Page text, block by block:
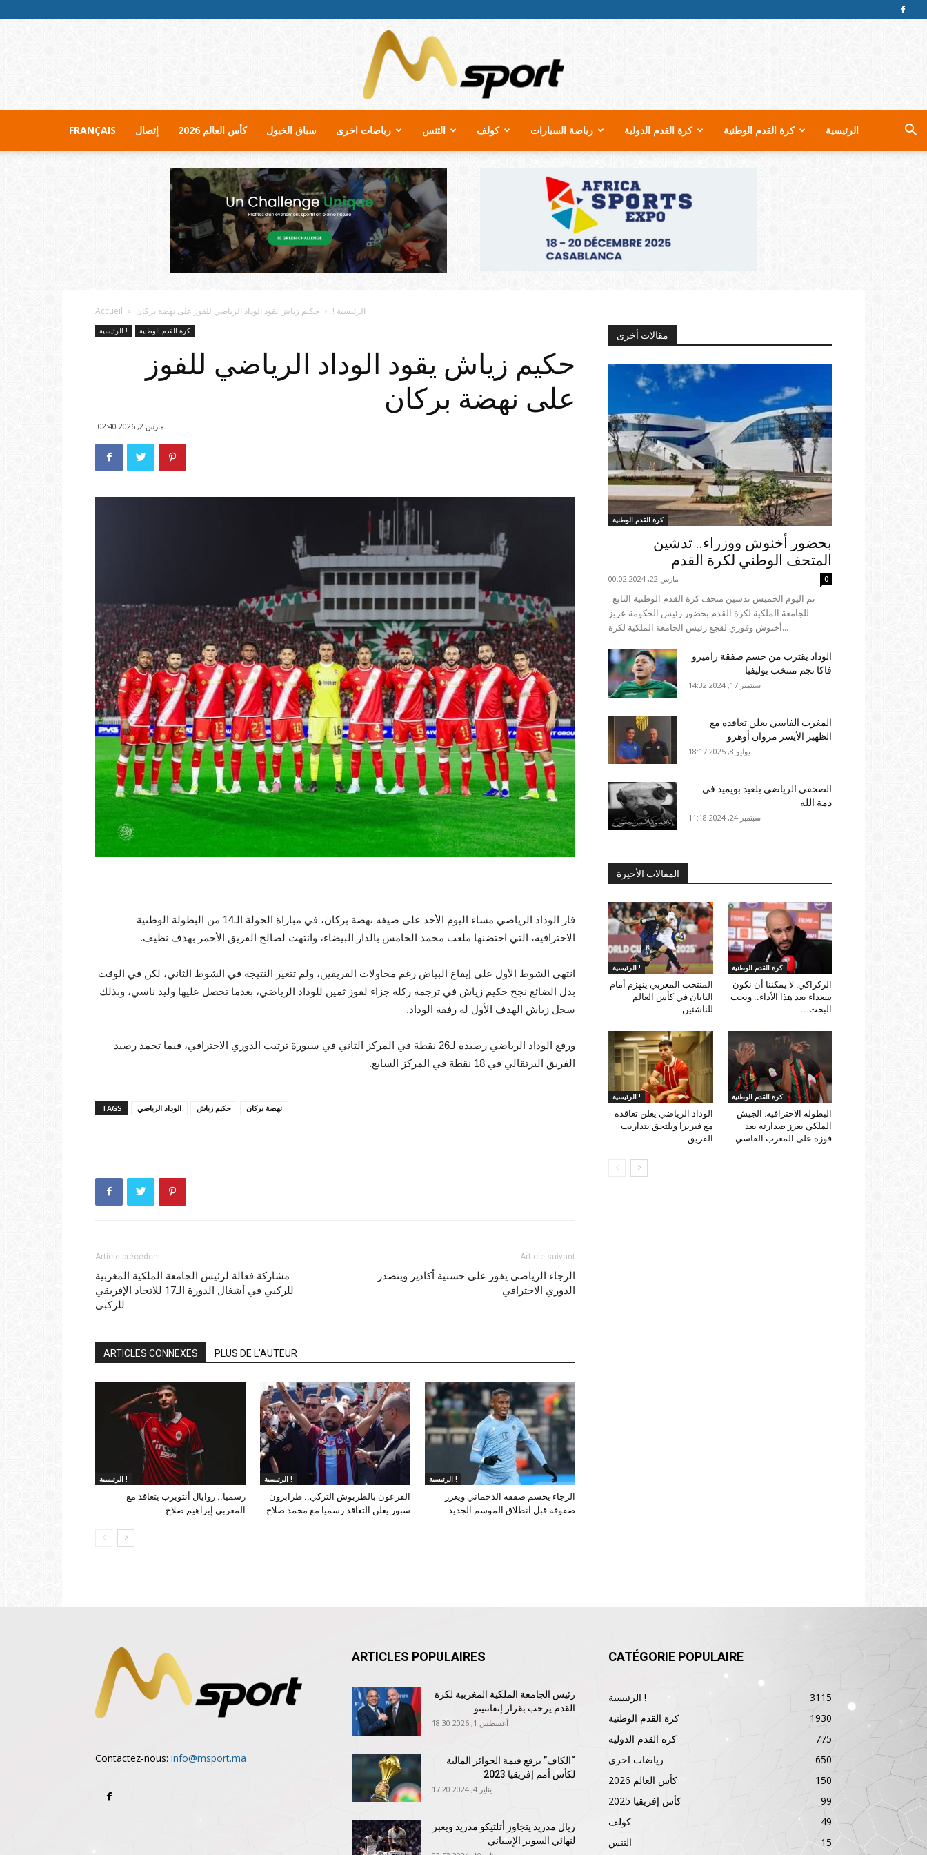
MSport.ma
FRANÇAIS إتصال كأس العالم 2026 سباق الخيول رياضات اخرى التنس كولف رياضة السيارات كرة القدم الدولية كرة القدم الوطنية الرئيسية
Accueil الرئيسية ! حكيم زياش يقود الوداد الرياضي للفوز على نهضة بركان
الرئيسية ! كرة القدم الوطنية
حكيم زياش يقود الوداد الرياضي للفوز
على نهضة بركان
مارس 2, 2026 02:40
فاز الوداد الرياضي مساء اليوم الأحد على ضيفه نهضة بركان، في مباراة الجولة الـ14 من البطولة الوطنية
الاحترافية، التي احتضنها ملعب محمد الخامس بالدار البيضاء، وانتهت لصالح الفريق الأحمر بهدف نظيف.
انتهى الشوط الأول على إيقاع البياض رغم محاولات الفريقين، ولم تتغير النتيجة في الشوط الثاني، لكن في الوقت
بدل الضائع نجح حكيم زياش في ترجمة ركلة جزاء لفوز ثمين للوداد الرياضي، بعدما تحصل عليها وليد ناسي، وبذلك
سجل زياش الهدف الأول له رفقة الوداد.
ورفع الوداد الرياضي رصيده لـ26 نقطة في المركز الثاني في سبورة ترتيب الدوري الاحترافي، فيما تجمد رصيد
الفريق البرتقالي في 18 نقطة في المركز السابع.
TAGS الوداد الرياضي حكيم زياش نهضة بركان
Article précédent
مشاركة فعالة لرئيس الجامعة الملكية المغربية
للركبي في أشغال الدورة الـ17 للاتحاد الإفريقي
للركبي
Article suivant
الرجاء الرياضي يفوز على حسنية أكادير ويتصدر
الدوري الاحترافي
ARTICLES CONNEXES PLUS DE L'AUTEUR
الرئيسية !
رسميا.. روايال أنتويرب يتعاقد مع
المغربي إبراهيم صلاح
الرئيسية !
الفرعون بالطربوش التركي.. طرابزون
سبور يعلن التعاقد رسميا مع محمد صلاح
الرئيسية !
الرجاء يحسم صفقة الدحماني ويعزز
صفوفه قبل انطلاق الموسم الجديد
مقالات أخرى
كرة القدم الوطنية
بحضور أخنوش ووزراء.. تدشين
المتحف الوطني لكرة القدم
مارس 22, 2024 00:02 0
للجامعة الملكية لكرة القدم بحضور رئيس الحكومة عزيز
أخنوش وفوزي لقجع رئيس الجامعة الملكية لكرة...
الوداد يقترب من حسم صفقة راميرو
فاكا نجم منتخب بوليفيا
سبتمبر 17, 2024 14:32
المغرب الفاسي يعلن تعاقده مع
الظهير الأيسر مروان أوهرو
يوليو 8, 2025 18:17
الصحفي الرياضي بلعيد بويميد في
ذمة الله
سبتمبر 24, 2024 11:18
المقالات الأخيرة
الرئيسية !
المنتخب المغربي ينهزم أمام
اليابان في كأس العالم
للناشئين
كرة القدم الوطنية
الركراكي: لا يمكننا أن نكون
سعداء بعد هذا الأداء.. ويجب
البحث...
الرئيسية !
الوداد الرياضي يعلن تعاقده
مع فيريرا ويلتحق بتداريب
الفريق
كرة القدم الوطنية
البطولة الاحترافية: الجيش
الملكي يعزز صدارته بعد
فوزه على المغرب الفاسي
Contactez-nous: info@msport.ma
ARTICLES POPULAIRES
رئيس الجامعة الملكية المغربية لكرة
القدم يرحب بقرار إنفانتينو
أغسطس 1, 2026 18:30
“الكاف” يرفع قيمة الجوائز المالية
لكأس أمم إفريقيا 2023
يناير 4, 2024 17:20
ريال مدريد يتجاوز أتلتيكو مدريد ويعبر
لنهائي السوبر الإسباني
CATÉGORIE POPULAIRE
الرئيسية !
3115
كرة القدم الوطنية
1930
كرة القدم الدولية
775
رياضات اخرى
650
كأس العالم 2026
150
كأس إفريقيا 2025
99
كولف
49
التنس
15